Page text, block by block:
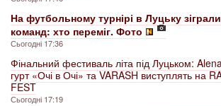
На футбольному турнірі в Луцьку
команд: хто переміг. Фото
Сьогодні 17:36
Фінальний фестиваль літа під Луцьком:
гурт «Очі в Очі» та VARASH виступлять на
FEST
Сьогодні 17:19